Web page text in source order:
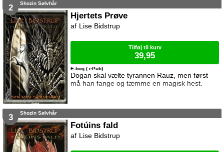
2 Shozin Sølvhår
Hjertets Prøve
Dogan skal vælte tyrannen Rauz, men først
må han fange og tæmme en magisk hest.
E-bog (.ePub)
Lise Bidstrup
Tilføj til kurv
39,95
3 Shozin Sølvhår
Fotúins fald
Lise Bidstrup